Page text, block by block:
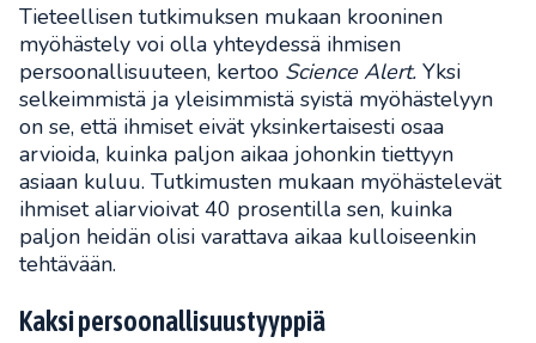
Tieteellisen tutkimuksen mukaan krooninen
myöhästely voi olla yhteydessä ihmisen
persoonallisuuteen, kertoo Science Alert. Yksi
selkeimmistä ja yleisimmistä syistä myöhästelyyn
on se, että ihmiset eivät yksinkertaisesti osaa
arvioida, kuinka paljon aikaa johonkin tiettyyn
asiaan kuluu. Tutkimusten mukaan myöhästelevät
ihmiset aliarvioivat 40 prosentilla sen, kuinka
paljon heidän olisi varattava aikaa kulloiseenkin
tehtävään.
Kaksi persoonallisuustyyppiä